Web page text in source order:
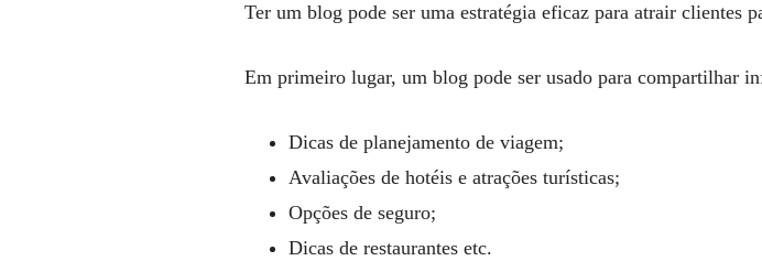
Ter um blog pode ser uma estratégia eficaz para atrair clientes
Em primeiro lugar, um blog pode ser usado para compartilhar
Dicas de planejamento de viagem;
Avaliações de hotéis e atrações turísticas;
Opções de seguro;
Dicas de restaurantes etc.